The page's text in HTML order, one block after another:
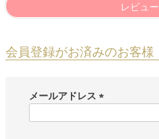
レビュ
会員登録がお済みのお客様
メールアドレス